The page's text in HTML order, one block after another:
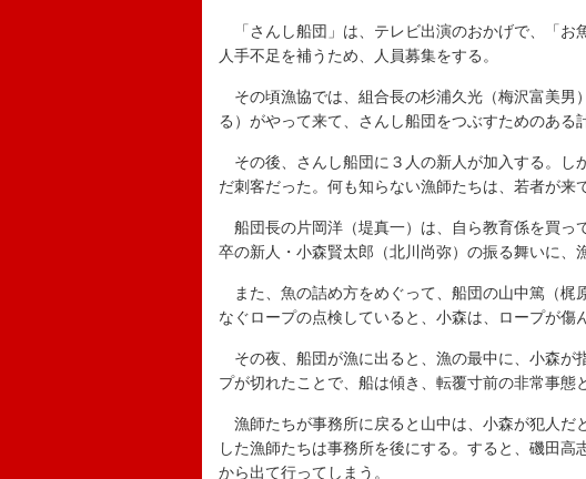
「さんし船団」は、テレビ出演のおかげで、「お
人手不足を補うため、人員募集をする。
その頃漁協では、組合長の杉浦久光（梅沢富美男
る）がやって来て、さんし船団をつぶすためのある
その後、さんし船団に３人の新人が加入する。し
だ刺客だった。何も知らない漁師たちは、若者が来
船団長の片岡洋（堤真一）は、自ら教育係を買っ
卒の新人・小森賢太郎（北川尚弥）の振る舞いに、
また、魚の詰め方をめぐって、船団の山中篤（梶
なぐロープの点検していると、小森は、ロープが傷
その夜、船団が漁に出ると、漁の最中に、小森が
プが切れたことで、船は傾き、転覆寸前の非常事態
漁師たちが事務所に戻ると山中は、小森が犯人だ
した漁師たちは事務所を後にする。すると、磯田
から出て行ってしまう。